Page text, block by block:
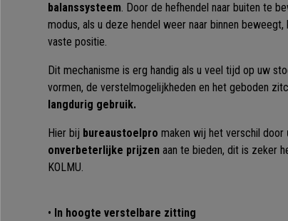
balanssysteem. Door de hefhendel naar buiten te
modus, als u deze hendel weer naar binnen
vaste positie.
Dit mechanisme is erg handig als u veel tijd op uw
vormen, de verstelmogelijkheden en het geboden
langdurig gebruik.
Hier bij bureaustoelpro maken wij het verschil door
onverbeterlijke prijzen aan te bieden, dit is zeker
KOLMU.
• In hoogte verstelbare zitting